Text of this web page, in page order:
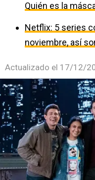
Quién es la
Netflix: 5 series
noviembre, así
Actualizado el 17/12/